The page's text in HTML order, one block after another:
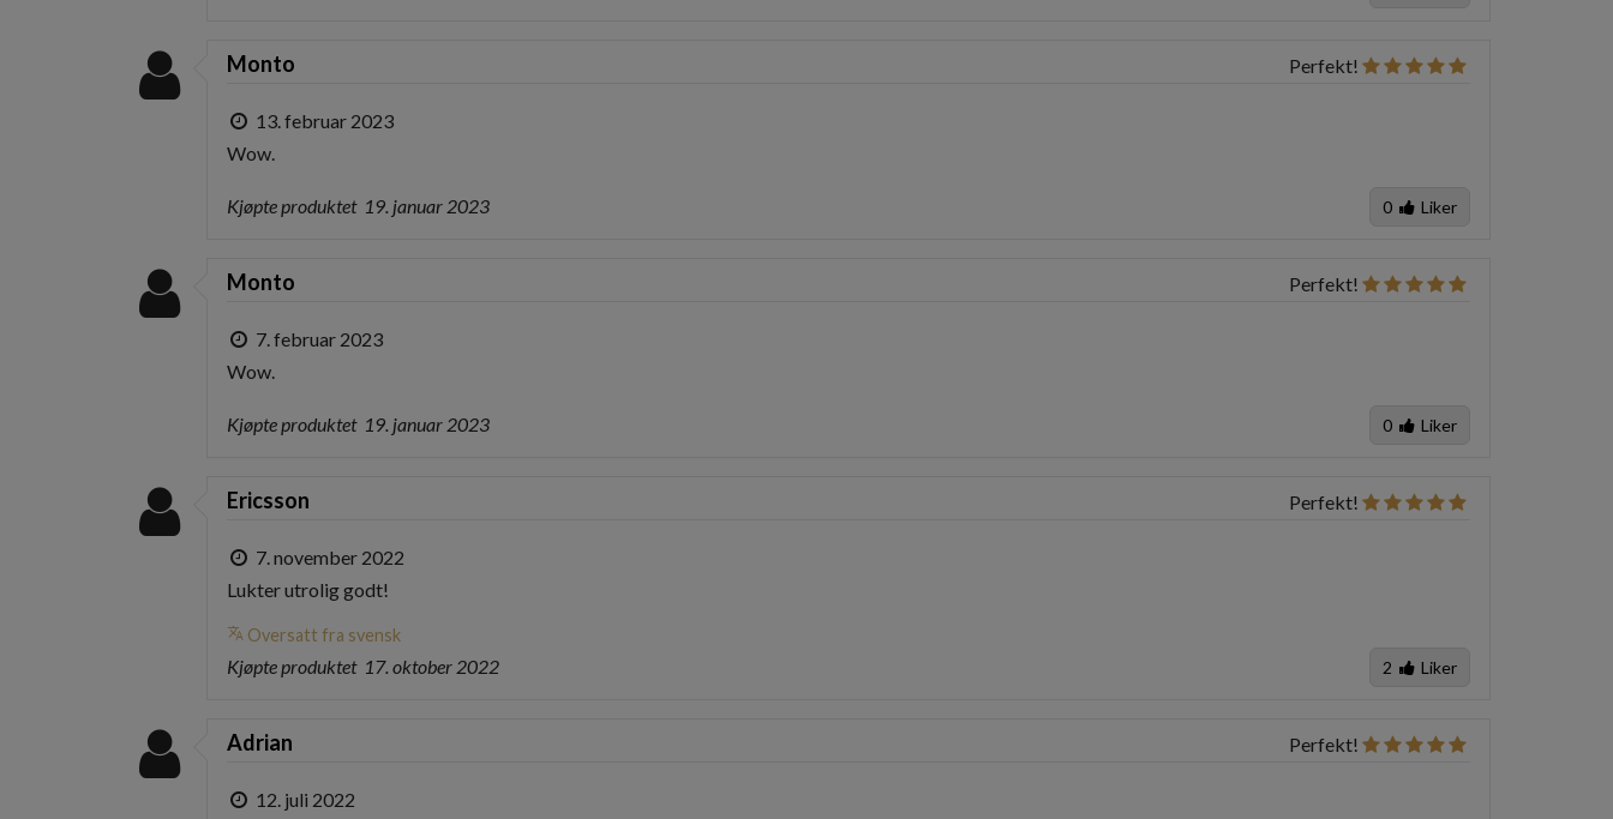
Perfekt!
Monto
13. februar 2023
Wow.
Kjøpte produktet 19. januar 2023 0 Liker
Perfekt!
Monto
7. februar 2023
Wow.
Kjøpte produktet 19. januar 2023 0 Liker
Perfekt!
Ericsson
7. november 2022
Lukter utrolig godt!
translate Oversatt fra svensk
Kjøpte produktet 17. oktober 2022 2 Liker
Perfekt!
Adrian
12. juli 2022